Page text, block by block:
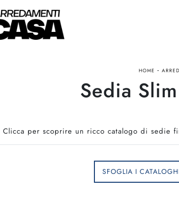
HOME -
Sedia
Clicca per scoprire un ricco catalogo di sedie
SFOGLIA I